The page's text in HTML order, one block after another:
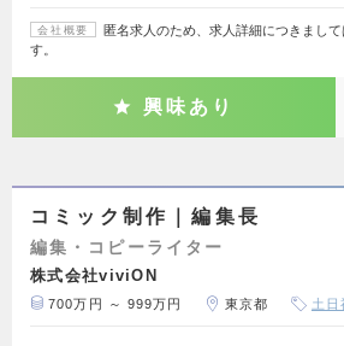
会社概要
匿名求人のため、求人詳細につきまし
す。
興味あり
コミック制作｜編集長
編集・コピーライター
株式会社viviON
700万円 ～ 999万円 東京都 土日